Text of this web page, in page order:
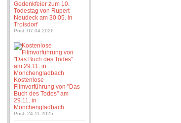
Gedenkfeier zum 10.
Todestag von Rupert
Neudeck am 30.05. in
Troisdorf
Post: 07.04.2026
Kostenlose
Filmvorführung von "Das
Buch des Todes" am
29.11. in
Mönchengladbach
Post: 24.11.2025